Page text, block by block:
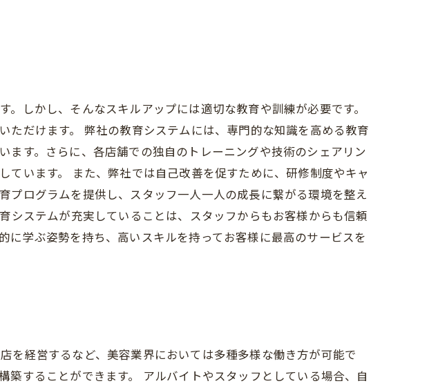
しかし、そんなスキルアップには適切な教育や訓練が必要です。
だけます。 弊社の教育システムには、専門的な知識を高める教育
す。さらに、各店舗での独自のトレーニングや技術のシェアリン
います。 また、弊社では自己改善を促すために、研修制度やキャ
プログラムを提供し、スタッフ一人一人の成長に繋がる環境を整え
システムが充実していることは、スタッフからもお客様からも信頼
学ぶ姿勢を持ち、高いスキルを持ってお客様に最高のサービスを
を経営するなど、美容業界においては多種多様な働き方が可能で
することができます。 アルバイトやスタッフとしている場合、自